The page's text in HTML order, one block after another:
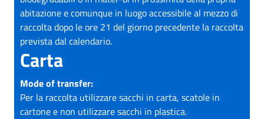
abitazione e comunque in luogo accessibile al mezzo di
raccolta dopo le ore 21 del giorno precedente la raccolta
prevista dal calendario.
Carta
Mode of transfer:
Per la raccolta utilizzare sacchi in carta, scatole in
cartone e non utilizzare sacchi in plastica.